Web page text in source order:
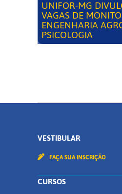
UNIFOR-MG
VAGAS DE
ENGENHARIA
PSICOLOGIA
VESTIBULAR
FAÇA SUA INSCRIÇÃO
CURSOS